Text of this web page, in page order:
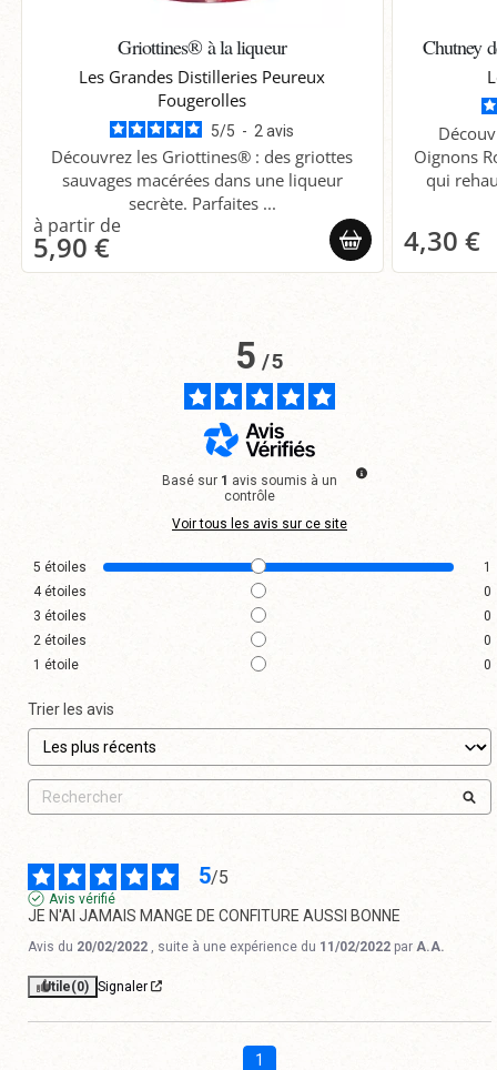
Griottines® à la liqueur
Les Grandes Distilleries Peureux
Fougerolles
5/5 - 2avis
Découvrez les Griottines® : des griottes
sauvages macérées dans une liqueur
secrète. Parfaites ...
5,90 €
Chutney
Oignons
qui
4,30 €
5/5
Basé sur 1 avis soumis à un
contrôle
Voir tous les avis sur ce site
5 étoiles
1
4étoiles
0
3 étoiles
0
2 étoiles
0
1 étoile 0
Trier les avis
5/5
Avis vérifié
JE N'AI JAMAIS MANGE DE CONFITURE AUSSI BONNE
Avis du 20/02/2022 , suite à une expérience du 11/02/2022 par A.A.
Utile(0) Signaler
1